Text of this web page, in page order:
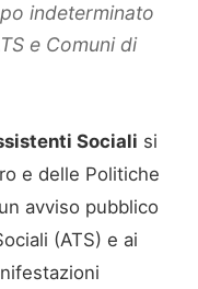
indeterminato
e Comuni di
Sociali si
e delle Politiche
avviso pubblico
(ATS) e ai